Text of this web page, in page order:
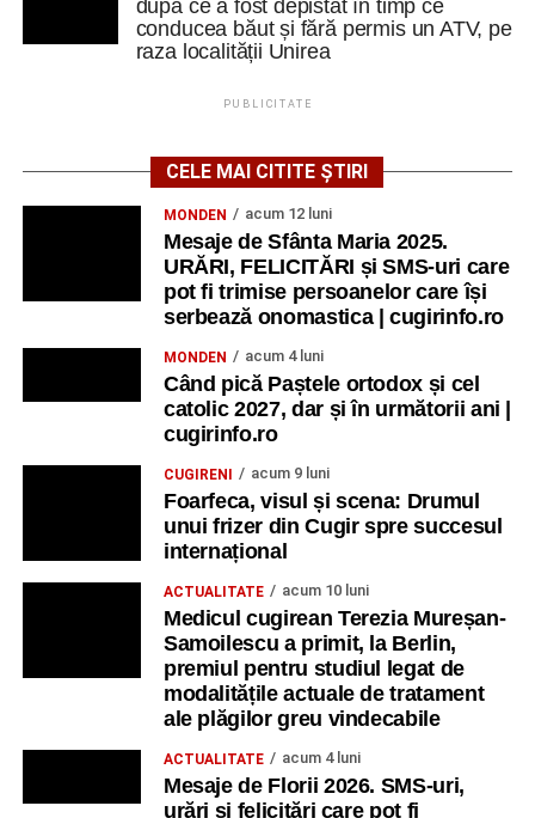
după ce a fost depistat în timp ce
conducea băut și fără permis un ATV, pe
raza localității Unirea
PUBLICITATE
CELE MAI CITITE ȘTIRI
MONDEN acum 12 luni
Mesaje de Sfânta Maria 2025.
URĂRI, FELICITĂRI și SMS-uri care
pot fi trimise persoanelor care își
serbează onomastica | cugirinfo.ro
MONDEN acum 4 luni
Când pică Paștele ortodox și cel
catolic 2027, dar și în următorii ani |
cugirinfo.ro
CUGIRENI acum 9 luni
Foarfeca, visul și scena: Drumul
unui frizer din Cugir spre succesul
internațional
ACTUALITATE acum 10 luni
Medicul cugirean Terezia Mureșan-
Samoilescu a primit, la Berlin,
premiul pentru studiul legat de
modalitățile actuale de tratament
ale plăgilor greu vindecabile
ACTUALITATE acum 4 luni
Mesaje de Florii 2026. SMS-uri,
urări și felicitări care pot fi